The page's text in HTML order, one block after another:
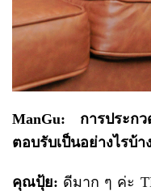
ManGu: การประก
ตอบรับเป็นอย่างไรบ้า
คุณปุ้ย: ดีมาก ๆ ค่ะ